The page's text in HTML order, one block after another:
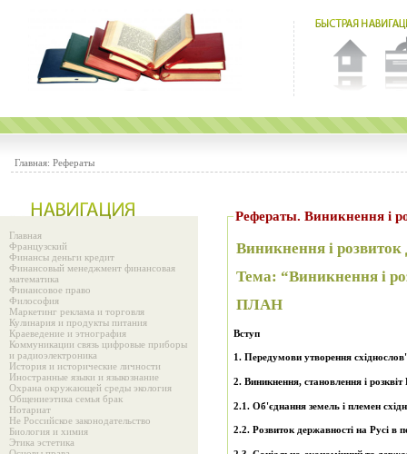
Главная: Рефераты
Главная
Французский
Финансы деньги кредит
Финансовый менеджмент финансовая
математика
Финансовое право
Философия
Маркетинг реклама и торговля
Кулинария и продукты питания
Краеведение и этнография
Коммуникации связь цифровые приборы
и радиоэлектроника
История и исторические личности
Иностранные языки и языкознание
Охрана окружающей среды экология
Общениеэтика семья брак
Нотариат
Не Российское законодательство
Биология и химия
Этика эстетика
Рефераты. Виникнення і
Виникнення і
Тема: “Виникнення і
ПЛАН
Вступ
1. Передумови утворення
2. Виникнення, становлення і розквіт
2.1. Об'єднання земель і племен
2.2. Розвиток державності на Русі в